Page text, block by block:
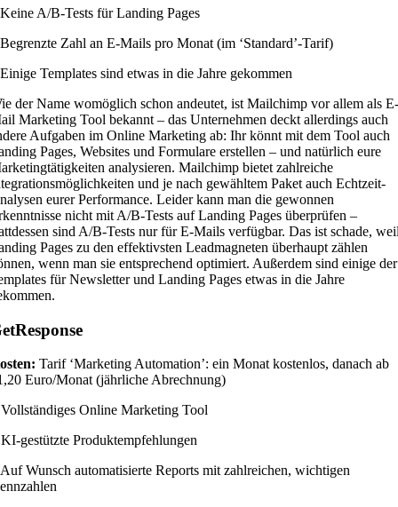
A/B-Tests für Landing Pages
Zahl an E-Mails pro Monat (im ‘Standard’-Tarif)
Templates sind etwas in die Jahre gekommen
der Name womöglich schon andeutet, ist Mailchimp vor allem als E-
Marketing Tool bekannt – das Unternehmen deckt allerdings auch
Aufgaben im Online Marketing ab: Ihr könnt mit dem Tool auch
Pages, Websites und Formulare erstellen – und natürlich eure
analysieren. Mailchimp bietet zahlreiche
und je nach gewähltem Paket auch Echtzeit-
eurer Performance. Leider kann man die gewonnen
nicht mit A/B-Tests auf Landing Pages überprüfen –
sind A/B-Tests nur für E-Mails verfügbar. Das ist schade,
Pages zu den effektivsten Leadmagneten überhaupt zählen
wenn man sie entsprechend optimiert. Außerdem sind einige der
für Newsletter und Landing Pages etwas in die Jahre
Tarif ‘Marketing Automation’: ein Monat kostenlos, danach ab
Euro/Monat (jährliche Abrechnung)
Online Marketing Tool
gestützte Produktempfehlungen
Wunsch automatisierte Reports mit zahlreichen, wichtigen